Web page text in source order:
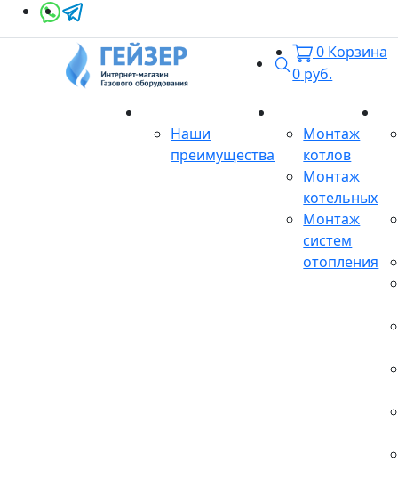
Поиск
0 Корзина
0 руб.
Наши
преимущества
Монтаж
котлов
Монтаж
котельных
Монтаж
систем
отопления